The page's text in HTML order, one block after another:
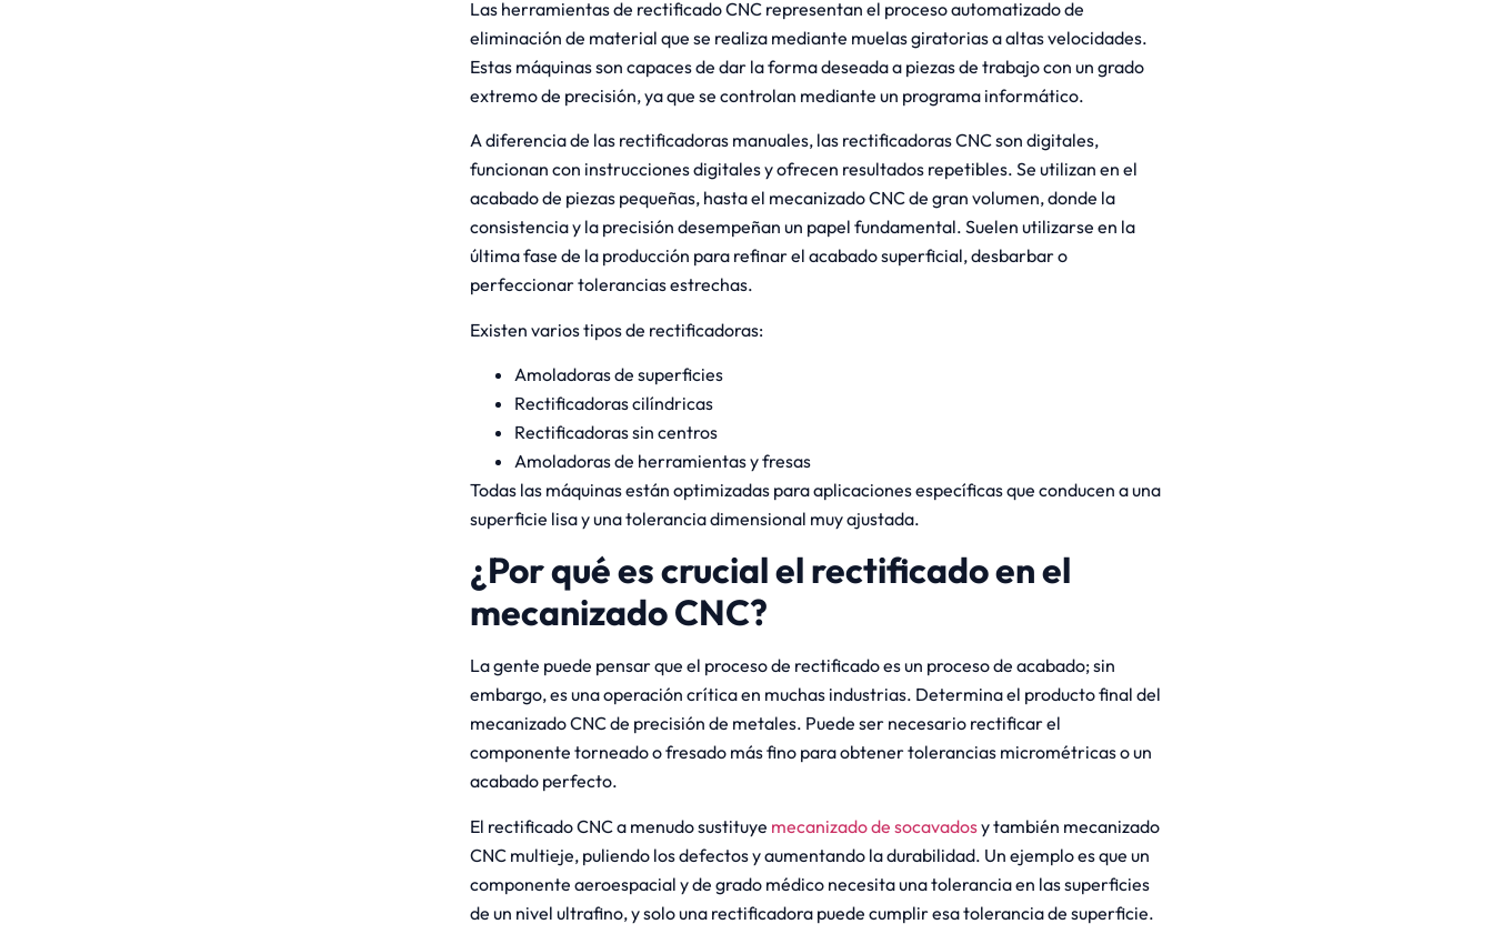
Las herramientas de rectificado CNC representan el proceso automatizado de
eliminación de material que se realiza mediante muelas giratorias a altas velocidades.
Estas máquinas son capaces de dar la forma deseada a piezas de trabajo con un grado
extremo de precisión, ya que se controlan mediante un programa informático.
A diferencia de las rectificadoras manuales, las rectificadoras CNC son digitales,
funcionan con instrucciones digitales y ofrecen resultados repetibles. Se utilizan en el
acabado de piezas pequeñas, hasta el mecanizado CNC de gran volumen, donde la
consistencia y la precisión desempeñan un papel fundamental. Suelen utilizarse en la
última fase de la producción para refinar el acabado superficial, desbarbar o
perfeccionar tolerancias estrechas.
Existen varios tipos de rectificadoras:
Amoladoras de superficies
Rectificadoras cilíndricas
Rectificadoras sin centros
Amoladoras de herramientas y fresas
Todas las máquinas están optimizadas para aplicaciones específicas que conducen a una
superficie lisa y una tolerancia dimensional muy ajustada.
¿Por qué es crucial el rectificado en el
mecanizado CNC?
La gente puede pensar que el proceso de rectificado es un proceso de acabado; sin
embargo, es una operación crítica en muchas industrias. Determina el producto final del
mecanizado CNC de precisión de metales. Puede ser necesario rectificar el
componente torneado o fresado más fino para obtener tolerancias micrométricas o un
acabado perfecto.
El rectificado CNC a menudo sustituye mecanizado de socavadosy también mecanizado
CNC multieje, puliendo los defectos y aumentando la durabilidad. Un ejemplo es que un
componente aeroespacial y de grado médico necesita una tolerancia en las superficies
de un nivel ultrafino, y solo una rectificadora puede cumplir esa tolerancia de superficie.